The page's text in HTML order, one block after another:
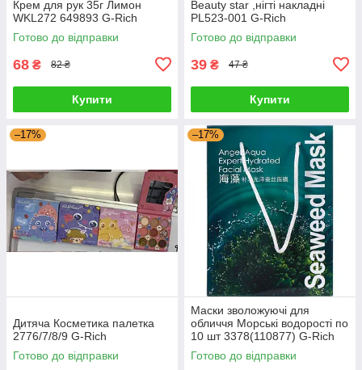
Крем для рук 35г Лимон
WKL272 649893 G-Rich
Готово до відправки
68 ₴ 82 ₴
Купити
Beauty star ,нігті накладні
PL523-001 G-Rich
Готово до відправки
39 ₴ 47 ₴
Купити
–17%
Дитяча Косметика палетка
2776/7/8/9 G-Rich
Готово до відправки
–17%
Маски зволожуючі для
обличчя Морські водорості по
10 шт 3378(110877) G-Rich
Готово до відправки